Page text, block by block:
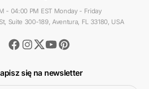
- 04:00 PM EST Monday - Friday
Suite 300-189, Aventura, FL 33180, USA
Facebook
Instagram
TwitterYoutubePinterest
się na newsletter